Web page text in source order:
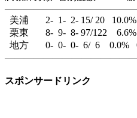
美浦 2- 1- 2- 15/ 20 10.0%
栗東 8- 9- 8- 97/122 6.6%
地方 0- 0- 0- 6/ 6 0.0%
スポンサードリンク